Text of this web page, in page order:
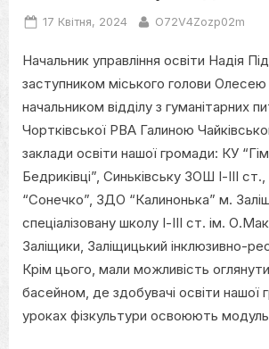
Posted
17 Квітня, 2024 By
O72V4Zozp02m
Начальник управління освіти Надія
заступником міського голови
начальником відділу з гуманітарних
Чортківської РВА Галиною
заклади освіти нашої громади: КУ
Бедриківці”, Синьківську ЗОШ І-ІІІ
“Сонечко”, ЗДО “Калинонька” м.
спеціалізовану школу І-ІІІ ст. ім.
Заліщики, Заліщицький інклюзивно-
Крім цього, мали можливість оглянути
басейном, де здобувачі освіти нашої
уроках фізкультури освоюють